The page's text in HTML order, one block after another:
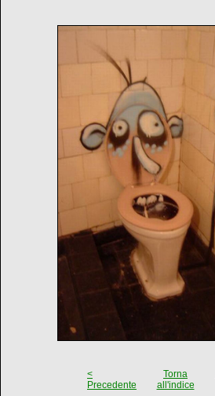
<
Precedente
Torna
all'indice